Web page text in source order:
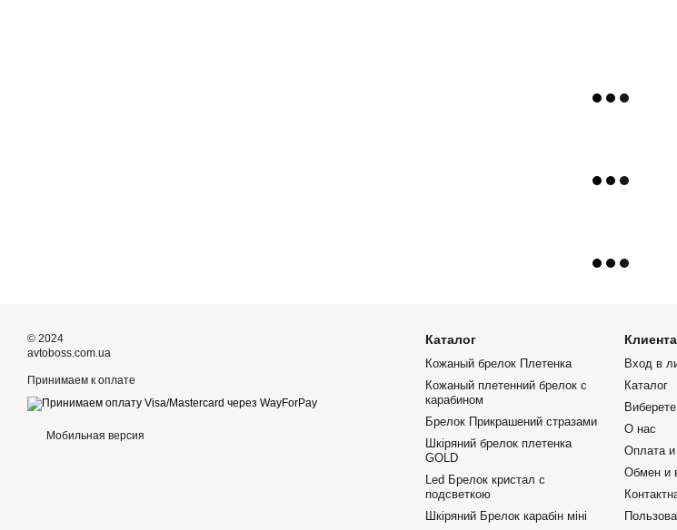
© 2024
avtoboss.com.ua
Принимаем к оплате
Мобильная версия
Каталог
Кожаный брелок Плетенка
Кожаный плетенний брелок с
карабином
Брелок Прикрашений стразами
Шкіряний брелок плетенка
GOLD
Led Брелок кристал с
подсветкою
Шкіряний Брелок карабін міні
Вход в
Каталог
О нас
Оплата и
Обмен и